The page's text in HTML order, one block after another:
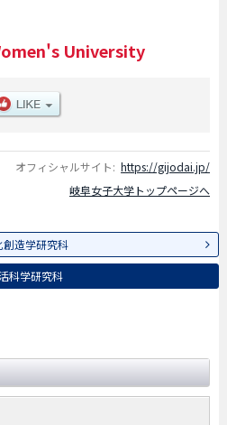
報や、募集定員や合格者数など入試情
留学生に必要な情報を掲載しているので
University
オフィシャルサイト: https://gijodai.jp/
岐阜女子大学トップページへ
創造学研究科
科学研究科